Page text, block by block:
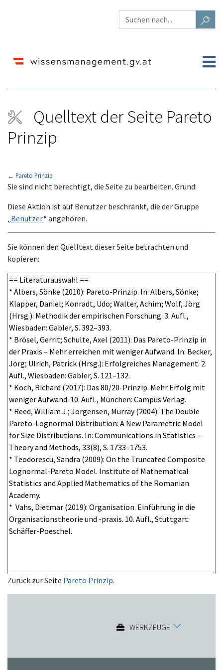
Quelltext der Seite Pareto
Prinzip
← Pareto Prinzip
Wechseln zu:Navigation, Suche
Sie sind nicht berechtigt, die Seite zu bearbeiten. Grund:
Diese Aktion ist auf Benutzer beschränkt, die der Gruppe
Benutzer“ angehören.
Sie können den Quelltext dieser Seite betrachten und
kopieren:
Zurück zur Seite Pareto Prinzip.
WERKZEUGE